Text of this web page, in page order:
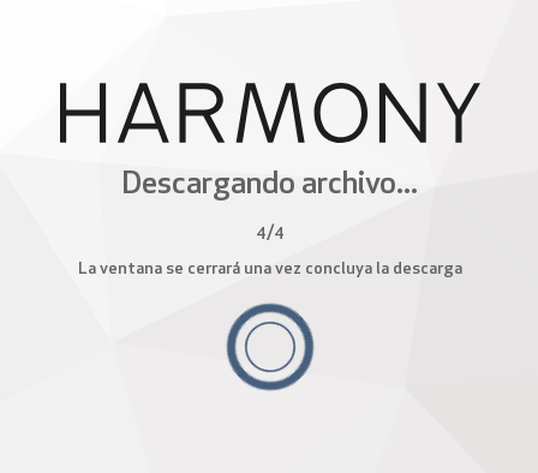
Descargando archivo...
4/4
La ventana se cerrará una vez concluya la descarga